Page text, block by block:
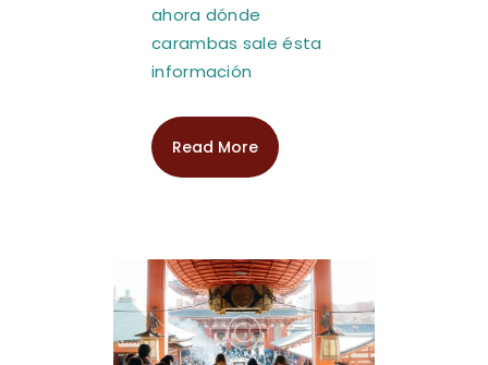
ahora dónde
carambas sale ésta
información
Read More